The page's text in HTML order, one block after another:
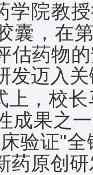
学院教
囊，在
估药物
发迈入
上，校
成果之
验证"
药原创